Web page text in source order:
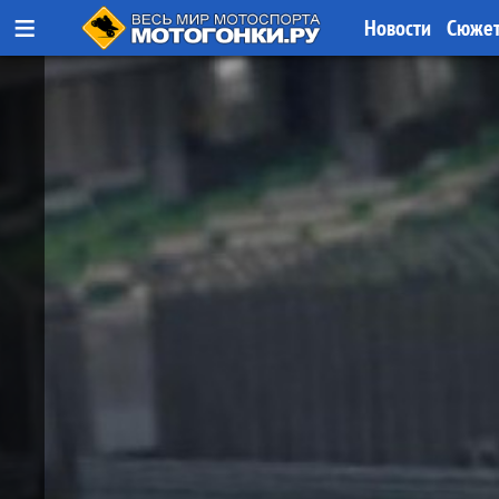
≡ Новости